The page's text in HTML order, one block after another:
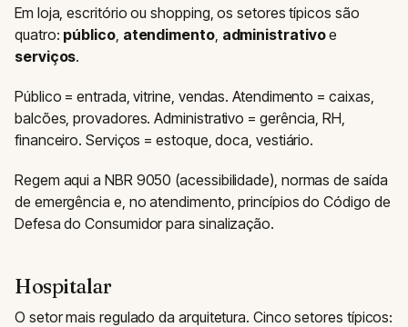
Em loja, escritório ou shopping, os setores típicos são
quatro: público, atendimento, administrativoe
serviços.
Público = entrada, vitrine, vendas. Atendimento = caixas,
balcões, provadores. Administrativo = gerência, RH,
financeiro. Serviços = estoque, doca, vestiário.
Regem aqui a NBR 9050 (acessibilidade), normas de saída
de emergência e, no atendimento, princípios do Código de
Defesa do Consumidor para sinalização.
Hospitalar
O setor mais regulado da arquitetura. Cinco setores típicos: